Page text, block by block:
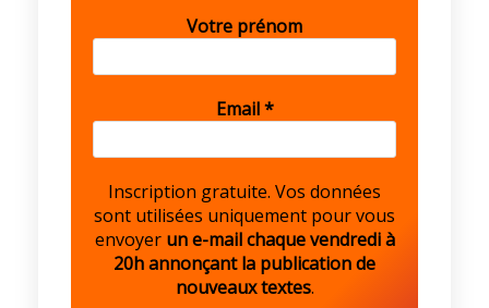
Votre prénom
Email*
Inscription gratuite. Vos données
sont utilisées uniquement pour vous
envoyer un e-mail chaque vendredi à
20h annonçant la publication de
nouveaux textes.